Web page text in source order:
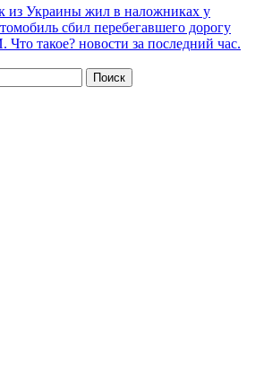
из Украины жил в наложниках у
сбил перебегавшего дорогу
такое? новости за последний час.